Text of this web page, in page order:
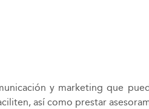
y marketing que
así como prestar